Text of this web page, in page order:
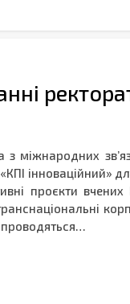
міжнародних
інноваційний»
проєкти
проводяться…